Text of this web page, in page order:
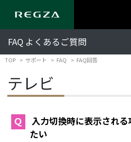
FAQ よくあるご質問
TOP サポート FAQ FAQ回答
テレビ